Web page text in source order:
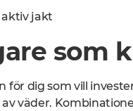
jakt
som
för dig som vill
väder.